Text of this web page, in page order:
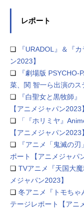
レポート
❏
『URADOL』＆『
ン2023】
❏
『劇場版
菜、関 智一ら出演のス
❏
『白聖女と黒牧師
【アニメジャパン2023】
❏
「『ホリミヤ』
【アニメジャパン2023】
❏
『アニメ「鬼滅の
ポート【アニメジャパ
❏ TVアニメ『天国大
メジャパン2023】
❏ 冬アニメ『トモちゃ
テージレポート【アニ